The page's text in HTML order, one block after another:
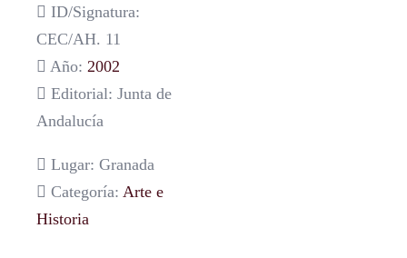
ID/Signatura:
CEC/AH. 11
Año: 2002
Editorial: Junta de
Andalucía
Lugar: Granada
Categoría: Arte e
Historia